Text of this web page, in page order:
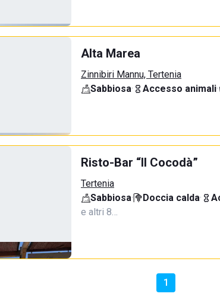
Alta Marea
Zinnibiri Mannu, Tertenia
Sabbiosa· Accesso animali·
Risto-Bar “Il Cocodà”
Tertenia
Sabbiosa· Doccia calda·
e altri 8…
1